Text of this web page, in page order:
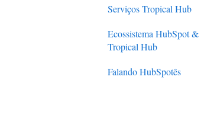
Serviços Tropical Hub
Ecossistema HubSpot &
Tropical Hub
Parceria oficial
Falando HubSpotês